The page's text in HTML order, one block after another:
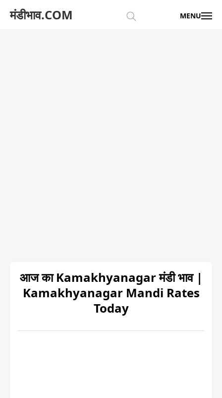
मंडीभाव.COM MENU
आज का Kamakhyanagar मंडी भाव |
Kamakhyanagar Mandi Rates
Today